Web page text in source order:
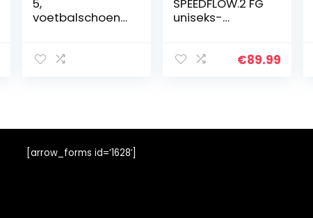
5,
voetbalschoene
SPEEDFLOW.2 FG
uniseks-
€89.99
[arrow_forms id=’1628′]